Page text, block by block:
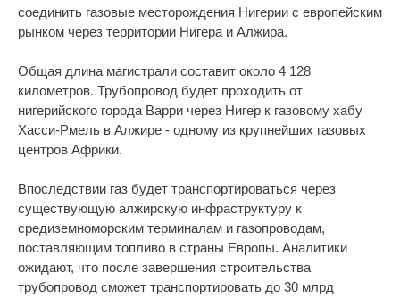
соединить газовые месторождения Нигерии с европейским
рынком через территории Нигера и Алжира.
Общая длина магистрали составит около 4 128
километров. Трубопровод будет проходить от
нигерийского города Варри через Нигер к газовому хабу
Хасси-Рмель в Алжире - одному из крупнейших газовых
центров Африки.
Впоследствии газ будет транспортироваться через
существующую алжирскую инфраструктуру к
средиземноморским терминалам и газопроводам,
поставляющим топливо в страны Европы. Аналитики
ожидают, что после завершения строительства
трубопровод сможет транспортировать до 30 млрд